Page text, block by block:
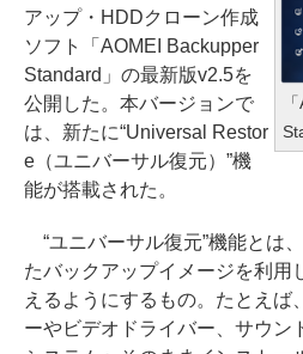
アップ・HDDクローン作成
ソフト「AOMEI Backupper
Standard」の最新版v2.5を
公開した。本バージョンで
は、新たに“Universal Restor
e（ユニバーサル復元）”機
能が搭載された。
“ユニバーサル復元”機能とは
たバックアップイメージを利用
えるようにするもの。たとえば
ーやビデオドライバー、サウン